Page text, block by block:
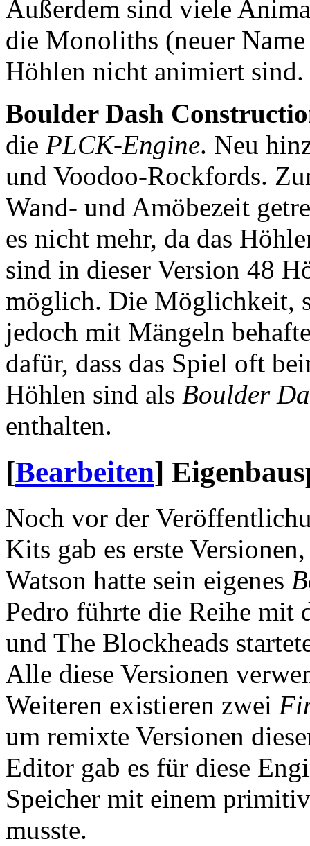
Außerdem sind viele
die Monoliths (neuer
Höhlen nicht animiert sind.
Boulder Dash
die PLCK-Engine. Neu
und Voodoo-Rockfords.
Wand- und Amöbezeit
es nicht mehr, da das
sind in dieser Version 48
möglich. Die Möglichkeit,
jedoch mit Mängeln
dafür, dass das Spiel oft
Höhlen sind als Boulder
enthalten.
[Bearbeiten]
Noch vor der
Kits gab es erste
Watson hatte sein eigenes
Pedro führte die Reihe mit
und The Blockheads
Alle diese Versionen
Weiteren existieren zwei
um remixte Versionen
Editor gab es für diese
Speicher mit einem
musste.